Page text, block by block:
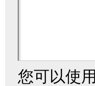
您可以使用